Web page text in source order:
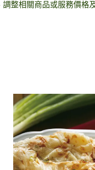
整相關商品或服務價